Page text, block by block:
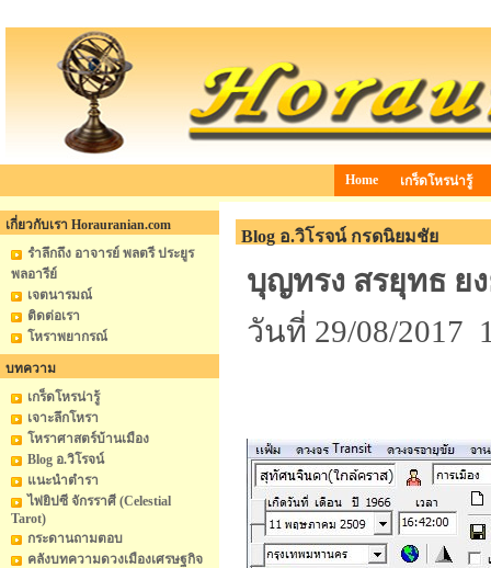
Home เกร็ดโหรน่ารู้
เกี่ยวกับเรา Horauranian.com
รำลึกถึง อาจารย์ พลตรี ประยูร
พลอารีย์
เจตนารมณ์
ติดต่อเรา
โหราพยากรณ์
บทความ
เกร็ดโหรน่ารู้
เจาะลึกโหรา
โหราศาสตร์บ้านเมือง
Blog อ.วิโรจน์
แนะนำตำรา
ไพ่ยิปซี จักรราศี (Celestial
Tarot)
กระดานถามตอบ
คลังบทความดวงเมืองเศรษฐกิจ
Blog อ.วิโรจน์ กรดนิยมชัย
บุญทรง สรยุทธ ย
วันที่ 29/08/2017